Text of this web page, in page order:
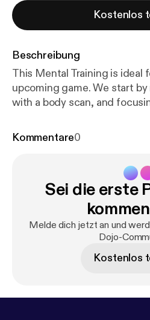
Kostenlos
Beschreibung
This Mental Training is ideal
upcoming game. We start
with a body scan, and
allows for the mind to
portion, remember that some
effective imagery are to
add color, and most
Kommentare0
Sei die erste
Melde dich jetzt an und
Dojo-
Kostenlos